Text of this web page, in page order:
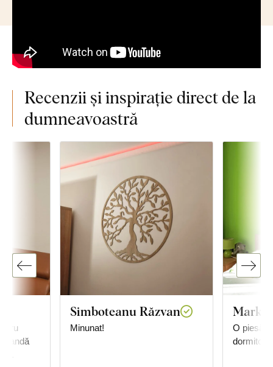
Recenzii și inspirație direct de la
dumneavoastră
bandă
Simboteanu Răzvan
Minunat!
O piesă
dormitor.